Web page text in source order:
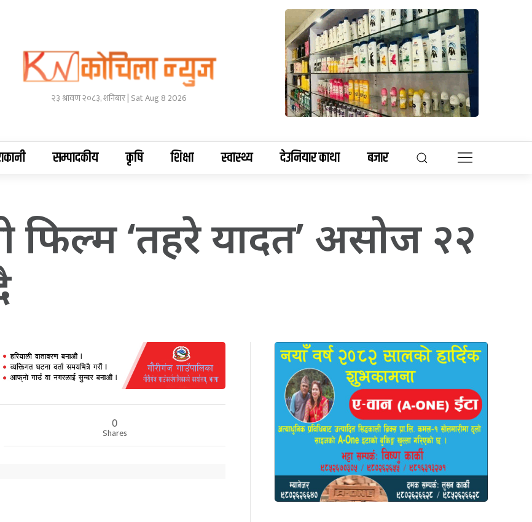
२३ श्रावण २०८३, शनिबार | Sat Aug 8 2026
सम्पादकीय कृषि शिक्षा स्वास्थ्य देउनियार काथा बजार
‘तहरे यादत’ असाेज २२
0
Shares